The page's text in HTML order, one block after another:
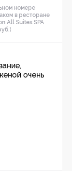
номере
в ресторане
All Suites SPA
очень